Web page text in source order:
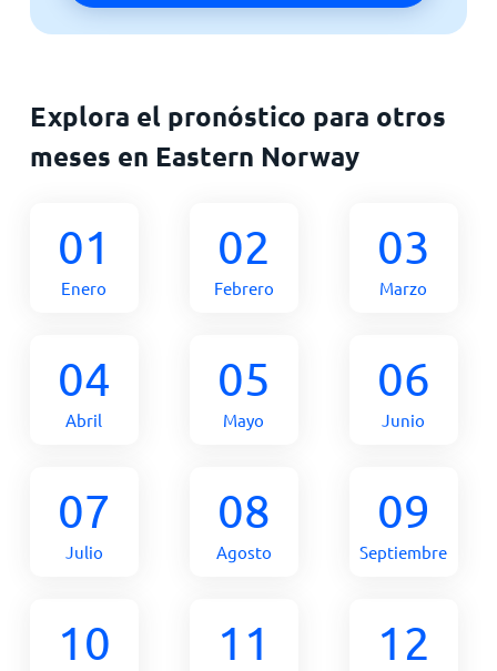
Explora el pronóstico para otros
meses en Eastern Norway
01
Enero
02
Febrero
03
Marzo
04
Abril
05
Mayo
06
Junio
07
Julio
08
Agosto
09
Septiembre
10 11 12